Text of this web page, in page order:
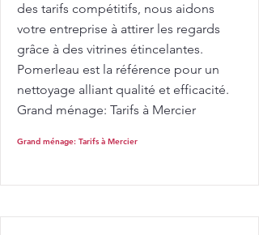
des tarifs compétitifs, nous aidons
votre entreprise à attirer les regards
grâce à des vitrines étincelantes.
Pomerleau est la référence pour un
nettoyage alliant qualité et efficacité.
Grand ménage: Tarifs à Mercier
Grand ménage: Tarifs à Mercier